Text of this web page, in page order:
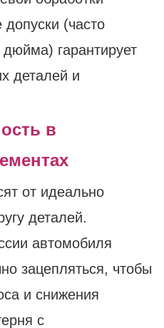
допуски (часто
гарантирует
деталей и
в
от идеально
деталей.
автомобиля
зацепляться, чтобы
и снижения
с